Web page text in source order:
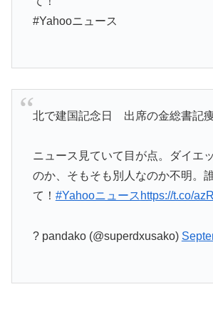
#Yahooニュース
北で建国記念日 出席の金総書記
ニュース見ていて目が点。ダイエ
のか、そもそも別人なのか不明。
て！ #Yahooニュース https://t.co/
? pandako (@superdxusako)